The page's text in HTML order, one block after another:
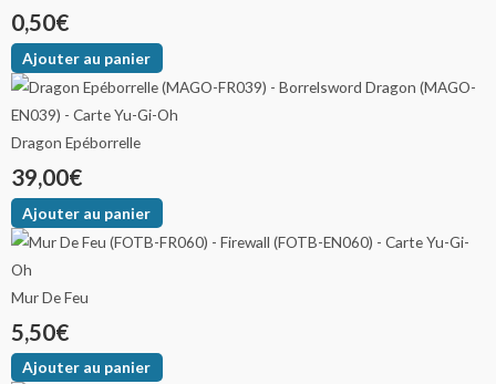
0,50€
Ajouter au panier
Dragon Epéborrelle
39,00€
Ajouter au panier
Mur De Feu
5,50€
Ajouter au panier